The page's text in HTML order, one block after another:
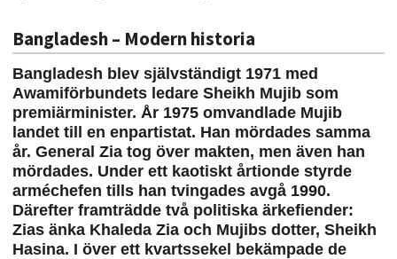
Bangladesh – Modern historia
Bangladesh blev självständigt 1971 med
Awamiförbundets ledare Sheikh Mujib som
premiärminister. År 1975 omvandlade Mujib
landet till en enpartistat. Han mördades samma
år. General Zia tog över makten, men även han
mördades. Under ett kaotiskt årtionde styrde
arméchefen tills han tvingades avgå 1990.
Därefter framträdde två politiska ärkefiender:
Zias änka Khaleda Zia och Mujibs dotter, Sheikh
Hasina. I över ett kvartssekel bekämpade de